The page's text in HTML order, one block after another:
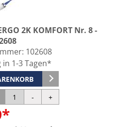
2K KOMFORT Nr. 8 -
102608
in 1-3 Tagen*